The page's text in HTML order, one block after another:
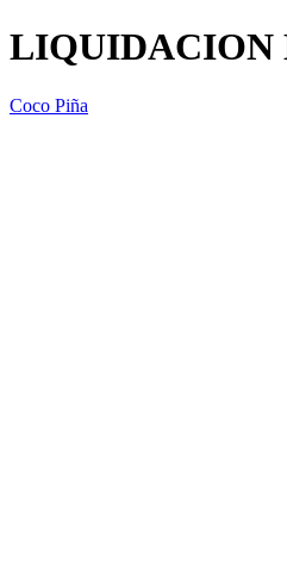
LIQUIDACION
Coco Piña